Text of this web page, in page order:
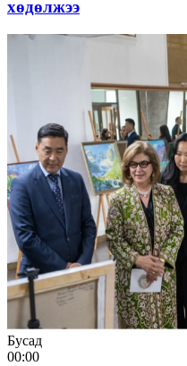
хөдөлжээ
Бусад
00:00